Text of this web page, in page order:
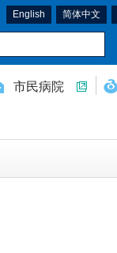
English 简体中文
市民病院